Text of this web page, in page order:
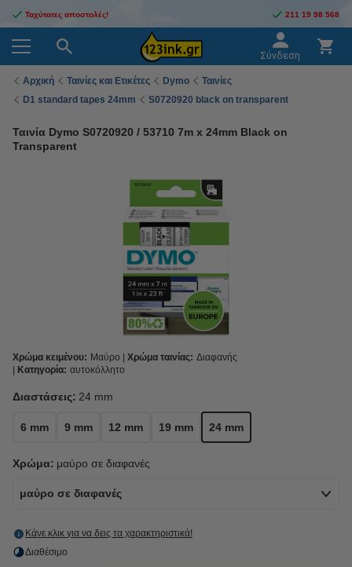
Ταχύτατες αποστολές! 211 19 98 568
Σύνδεση
Αρχική Ταινίες και Ετικέτες Dymo
Ταινίες
D1 standard tapes 24mm
S0720920 black on transparent
Ταινία Dymo S0720920 / 53710 7m x 24mm Black on
Transparent
Χρώμα κειμένου: Μαύρο Χρώμα ταινίας: Διαφανής
Κατηγορία: αυτοκόλλητο
Διαστάσεις: 24 mm
6 mm 9 mm 12 mm 19 mm 24 mm
Χρώμα: μαύρο σε διαφανές
μαύρο σε διαφανές
Κάνε κλικ για να δεις τα χαρακτηριστικά!
Διαθέσιμο